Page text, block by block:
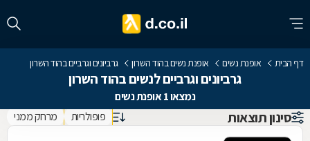
דף הבית אופנת נשים אופנת נשים בהוד השרון גרביונים וגרביים בהוד השרון
גרביונים וגרביים לנשים בהוד השרון
נמצאו 1 אופנת נשים
סינון תוצאות פופולריות מרחק ממני